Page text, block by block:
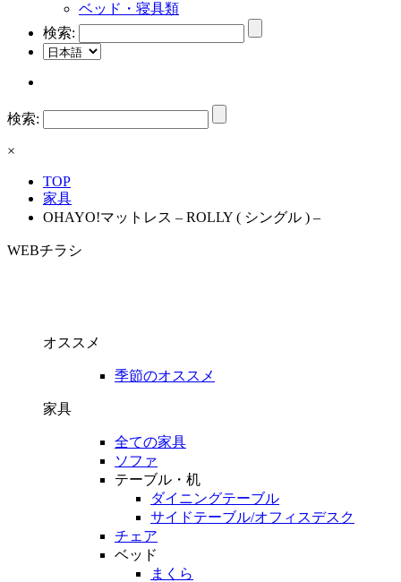
ベッド・寝具類
検索:
検索:
×
TOP
家具
OHAYO!マットレス – ROLLY ( シングル ) –
WEBチラシ
オススメ
季節のオススメ
家具
全ての家具
ソファ
テーブル・机
ダイニングテーブル
サイドテーブル/オフィスデスク
チェア
ベッド
まくら